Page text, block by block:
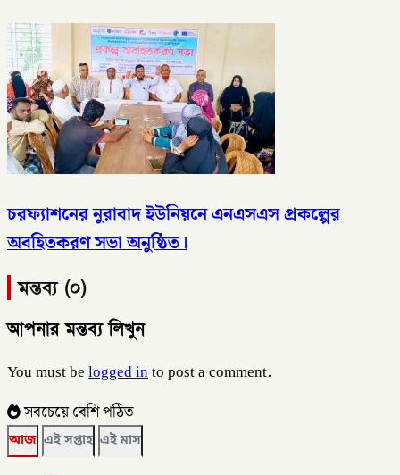
চরফ্যাশনের নুরাবাদ ইউনিয়নে এনএসএস প্রকল্পের
অবহিতকরণ সভা অনুষ্ঠিত।
মন্তব্য (০)
আপনার মন্তব্য লিখুন
You must belogged into post a comment.
সবচেয়ে বেশি পঠিত
আজ এই সপ্তাহ এই মাস